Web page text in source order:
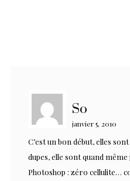
So
janvier 5, 2010
C’est un bon début, elles
dupes, elle sont quand même
Photoshop : zéro cellulite…